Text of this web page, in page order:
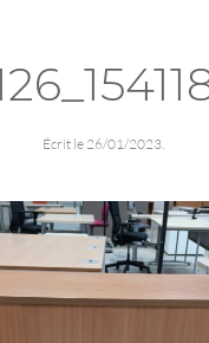
Écrit le 26/01/2023.